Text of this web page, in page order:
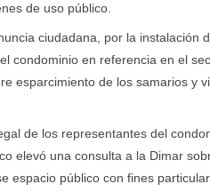
de uso público.
ciudadana, por la instalación
condominio en referencia en el
esparcimiento de los samarios y
de los representantes del
elevó una consulta a la Dimar
espacio público con fines